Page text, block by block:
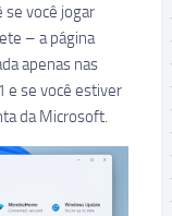
se você jogar
– a página
apenas nas
e se você estiver
da Microsoft.